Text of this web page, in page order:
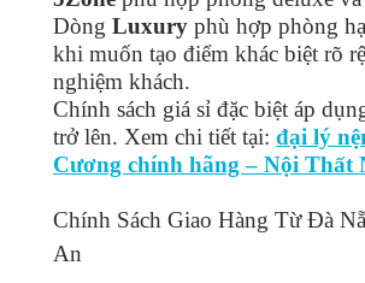
Dòng Luxuryphù hợp phòng
khi muốn tạo điểm khác biệt rõ
nghiệm khách.
Chính sách giá sỉ đặc biệt áp
trở lên. Xem chi tiết tại: đại lý
Cương chính hãng – Nội Thất
Chính Sách Giao Hàng Từ Đà
An